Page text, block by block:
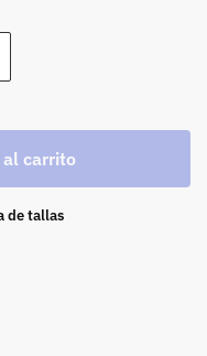
carrito
de tallas